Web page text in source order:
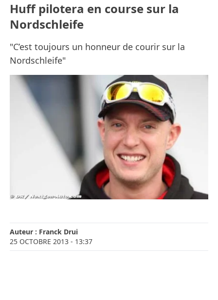
Huff pilotera en course sur la
Nordschleife
"C’est toujours un honneur de courir sur la
Nordschleife"
Auteur : Franck Drui
25 OCTOBRE 2013 - 13:37